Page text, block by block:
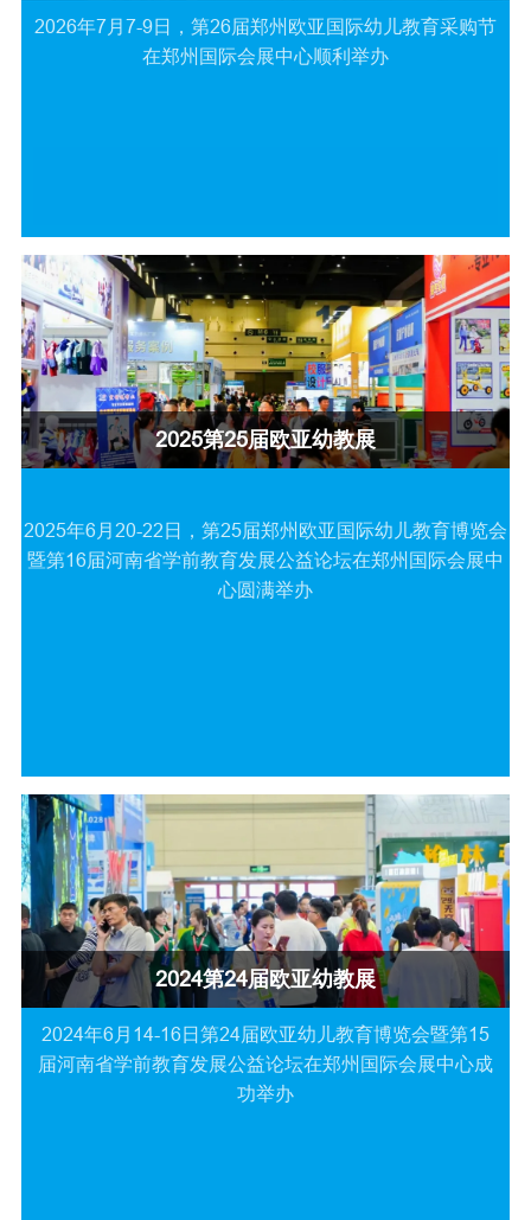
2026年7月7-9日，第26届郑州欧亚国际幼儿教育采购节
在郑州国际会展中心顺利举办
2025第25届欧亚幼教展
2025年6月20-22日，第25届郑州欧亚国际幼儿教育博览会
暨第16届河南省学前教育发展公益论坛在郑州国际会展中
心圆满举办
2024第24届欧亚幼教展
2024年6月14-16日第24届欧亚幼儿教育博览会暨第15
届河南省学前教育发展公益论坛在郑州国际会展中心成
功举办